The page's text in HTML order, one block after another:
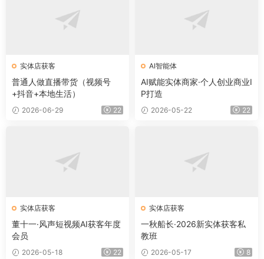
实体店获客
普通人做直播带货（视频号
+抖音+本地生活）
2026-06-29 22
AI智能体
AI赋能实体商家·个人创业商业I
P打造
2026-05-22 22
实体店获客
董十一·风声短视频AI获客年度
会员
2026-05-18 22
实体店获客
一秋船长·2026新实体获客私
教班
2026-05-17 8